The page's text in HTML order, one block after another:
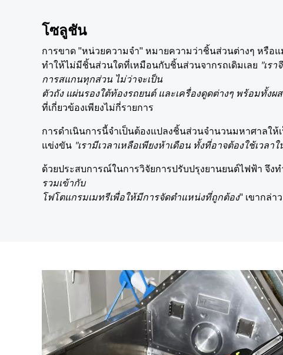
โซลูชัน
การขาด "หน่วยความจำ" หมายความว่าชิ้นส่วนต่างๆ หรื
ทำให้ไม่มีชิ้นส่วนใดที่เหมือนกับชิ้นส่วนจากรถเดิมเลย "เร
การสแกนทุกส่วน ไม่ว่าจะเป็น
ตัวถัง แผ่นรองใต้ท้องรถยนต์ และเครื่องดูดต่างๆ พร้อมทั้ง
ที่เกี่ยวข้องเพียงไม่กี่รายการ
การดำเนินการนี้จำเป็นต้องแปลงชิ้นส่วนจำนวนมหาศาลให้
แข่งขัน "เรามีเวลาเหลือเพียงห้าเดือน ทั้งที่อาจต้องใช้เว
ด้วยประสบการณ์ในการวิจัยการปรับปรุงยานยนต์ไฟฟ้า จึ
รวมเข้ากับ
โฟโตแกรมเมทรีเพื่อให้มีการจัดตำแหน่งที่ถูกต้อง" เขากล่า